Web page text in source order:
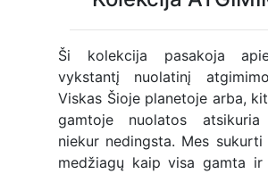
Ši kolekcija pasakoja
vykstantį nuolatinį
Viskas Šioje planetoje arba,
gamtoje nuolatos
niekur nedingsta. Mes
medžiagų kaip visa gamta ir